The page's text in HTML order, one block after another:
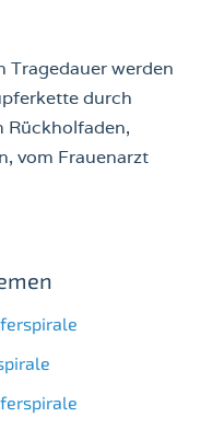
Tragedauer werden
durch
Rückholfaden,
vom Frauenarzt